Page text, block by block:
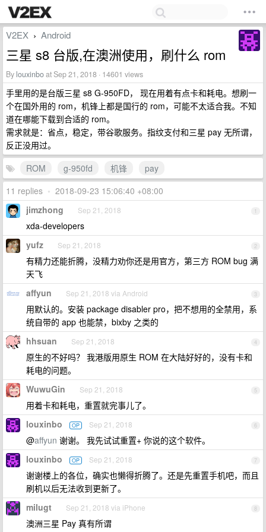
V2EX › Android
三星 s8 台版,在澳洲使用，刷什么 rom
By louxinboat Sep 21, 2018 · 14601 views
手里用的是台版三星 s8 G-950FD， 现在用着有点卡和耗电。想刷一
个在国外用的 rom，机锋上都是国行的 rom，可能不太适合我。不知
道在哪能下载到合适的 rom。
需求就是：省点，稳定，带谷歌服务。指纹支付和三星 pay 无所谓，
反正没用过。
ROM
g-950fd 机锋
pay
11 replies • 2018-09-23 15:06:40 +08:00
1
jimzhong Sep 21, 2018
xda-developers
2
yufz Sep 21, 2018
有精力还能折腾，没精力劝你还是用官方，第三方 ROM bug 满
天飞
3
affyun Sep 21, 2018 via Android
用默认的。安装 package disabler pro，把不想用的全禁用，系
统自带的 app 也能禁，bixby 之类的
4
hhsuan Sep 21, 2018
原生的不好吗？ 我港版用原生 ROM 在大陆好好的，没有卡和
耗电的问题。
5
WuwuGin Sep 21, 2018
用着卡和耗电，重置就完事儿了。
6
louxinbo OP Sep 21, 2018
@affyun 谢谢。 我先试试重置+ 你说的这个软件。
7
louxinbo OP Sep 21, 2018
谢谢楼上的各位，确实也懒得折腾了。还是先重置手机吧，而且
刷机以后无法收到更新了。
8
milugt Sep 21, 2018 via iPhone
澳洲三星 Pay 真有所谓